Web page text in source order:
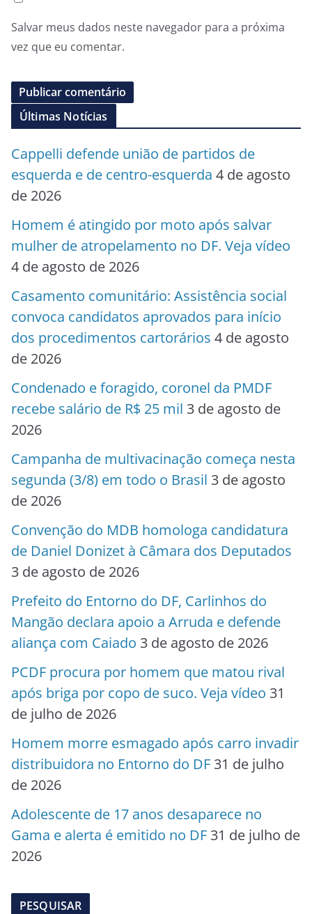
Salvar meus dados neste navegador para a próxima
vez que eu comentar.
Últimas Notícias
Cappelli defende união de partidos de
esquerda e de centro-esquerda 4 de agosto
de 2026
Homem é atingido por moto após salvar
mulher de atropelamento no DF. Veja vídeo
4 de agosto de 2026
Casamento comunitário: Assistência social
convoca candidatos aprovados para início
dos procedimentos cartorários 4 de agosto
de 2026
Condenado e foragido, coronel da PMDF
recebe salário de R$ 25 mil 3 de agosto de
2026
Campanha de multivacinação começa nesta
segunda (3/8) em todo o Brasil 3 de agosto
de 2026
Convenção do MDB homologa candidatura
de Daniel Donizet à Câmara dos Deputados
3 de agosto de 2026
Prefeito do Entorno do DF, Carlinhos do
Mangão declara apoio a Arruda e defende
aliança com Caiado 3 de agosto de 2026
PCDF procura por homem que matou rival
após briga por copo de suco. Veja vídeo 31
de julho de 2026
Homem morre esmagado após carro invadir
distribuidora no Entorno do DF 31 de julho
de 2026
Adolescente de 17 anos desaparece no
Gama e alerta é emitido no DF 31 de julho de
2026
PESQUISAR